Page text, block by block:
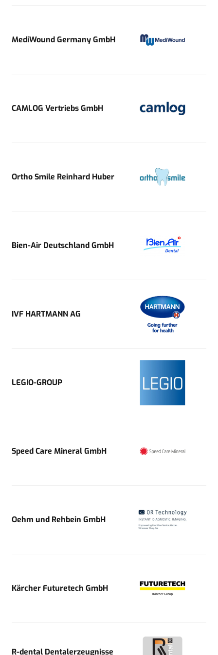
MediWound Germany GmbH
CAMLOG Vertriebs GmbH
Ortho Smile Reinhard Huber
Bien-Air Deutschland GmbH
IVF HARTMANN AG
LEGIO-GROUP
Speed Care Mineral GmbH
Oehm und Rehbein GmbH
Kärcher Futuretech GmbH
R-dental Dentalerzeugnisse